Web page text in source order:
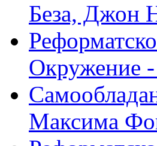
Беза, Джон
Окружение
Максима